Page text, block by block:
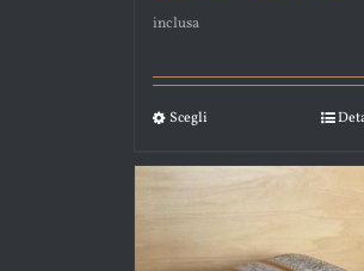
inclusa
Scegli